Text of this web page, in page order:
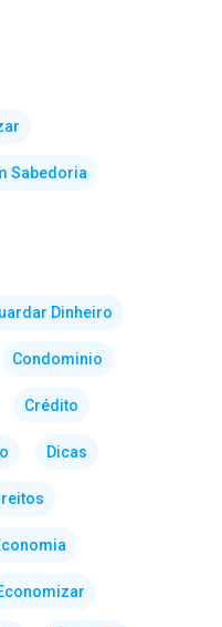
Sabedoria
Dinheiro
Condominio
Crédito
Dicas